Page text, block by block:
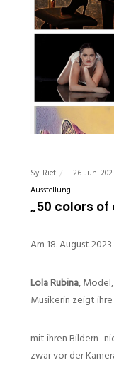
Syl Riet 26. Juni
Ausstellung
„50 colors of
Am 18. August
Lola Rubina,
Musikerin zeigt
mit ihren Bildern-
zwar vor der